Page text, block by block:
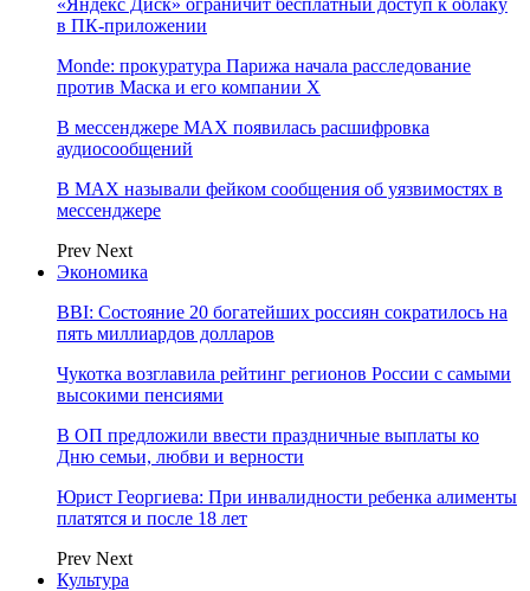
«Яндекс Диск» ограничит бесплатный доступ к облаку
в ПК-приложении
Monde: прокуратура Парижа начала расследование
против Маска и его компании X
В мессенджере MAX появилась расшифровка
аудиосообщений
В МAX называли фейком сообщения об уязвимостях в
мессенджере
Prev Next
Экономика
BBI: Состояние 20 богатейших россиян сократилось на
пять миллиардов долларов
Чукотка возглавила рейтинг регионов России с самыми
высокими пенсиями
В ОП предложили ввести праздничные выплаты ко
Дню семьи, любви и верности
Юрист Георгиева: При инвалидности ребенка алименты
платятся и после 18 лет
Prev Next
Культура